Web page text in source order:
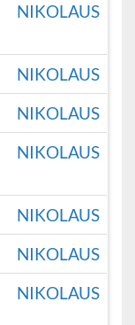
NIKOLAUS
NIKOLAUS
NIKOLAUS
NIKOLAUS
NIKOLAUS
NIKOLAUS
NIKOLAUS